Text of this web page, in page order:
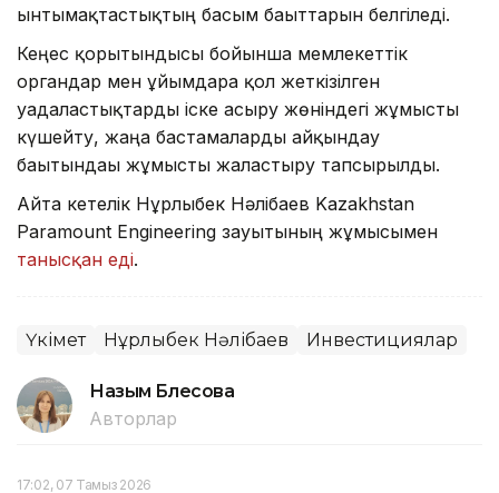
ынтымақтастықтың басым бағыттарын белгіледі.
Кеңес қорытындысы бойынша мемлекеттік
органдар мен ұйымдарға қол жеткізілген
уағдаластықтарды іске асыру жөніндегі жұмысты
күшейту, жаңа бастамаларды айқындау
бағытындағы жұмысты жалғастыру тапсырылды.
Айта кетелік Нұрлыбек Нәлібаев Kazakhstan
Paramount Engineering зауытының жұмысымен
танысқан еді.
Үкімет Нұрлыбек Нәлібаев Инвестициялар
Назым Бөлесова
Авторлар
17:02, 07 Тамыз 2026